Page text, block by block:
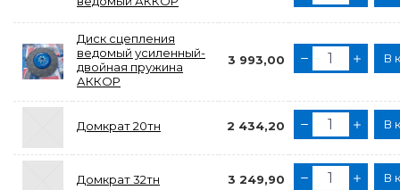
Диск сцепления
ведомый усиленный-
двойная пружина
АККОР
3 993,00 В
Домкрат 20тн 2 434,20 В
Домкрат 32тн 3 249,90 В